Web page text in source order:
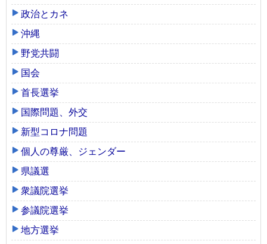
政治とカネ
沖縄
野党共闘
国会
首長選挙
国際問題、外交
新型コロナ問題
個人の尊厳、ジェンダー
県議選
衆議院選挙
参議院選挙
地方選挙